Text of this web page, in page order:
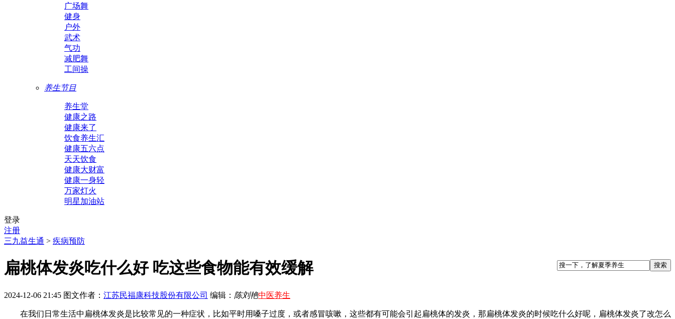
广场舞
健身
户外
武术
气功
减肥舞
工间操
养生节目
养生堂
健康之路
健康来了
饮食养生汇
健康五六点
天天饮食
健康大财富
健康一身轻
万家灯火
明星加油站
登录
注册
三九益生通 > 疾病预防
扁桃体发炎吃什么好 吃这些食物能有效缓解
2024-12-06 21:45 图文作者： 江苏民福康科技股份有限公司 编辑： 陈刘艳中医养生
在我们日常生活中扁桃体发炎是比较常见的一种症状，比如平时用嗓子过度，或者感冒咳嗽，这些都有可能会引起扁桃体的发炎，那扁桃体发炎的时候吃什么好呢，扁桃体发炎了改怎么